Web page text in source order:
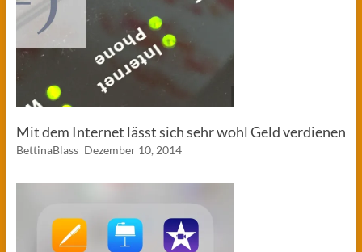
Mit dem Internet lässt sich sehr wohl Geld verdienen
BettinaBlass Dezember 10, 2014